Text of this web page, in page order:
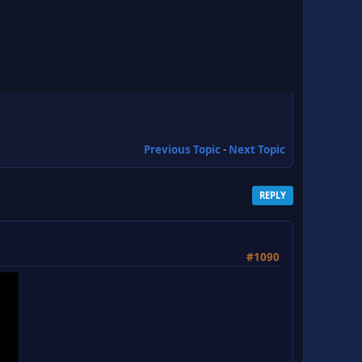
Previous Topic- Next Topic
REPLY
#1090